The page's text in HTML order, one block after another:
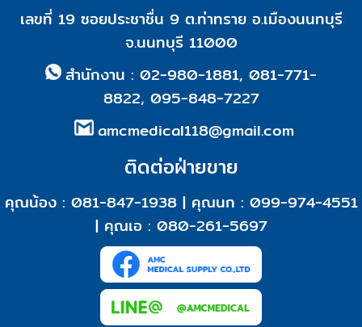
เลขที่ 19 ซอยประชาชื่น 9 ต.ท่าทราย อ.เมืองนนทบุรี
จ.นนทบุรี 11000
สำนักงาน : 02-980-1881, 081-771-
8822, 095-848-7227
amcmedical118@gmail.com
ติดต่อฝ่ายขาย
คุณน้อง : 081-847-1938 | คุณนก : 099-974-4551
| คุณเอ : 080-261-5697